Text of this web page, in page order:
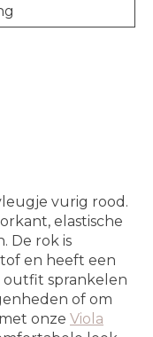
vurig rood.
elastische
De rok is
en heeft een
outfit sprankelen
of om
onze Viola